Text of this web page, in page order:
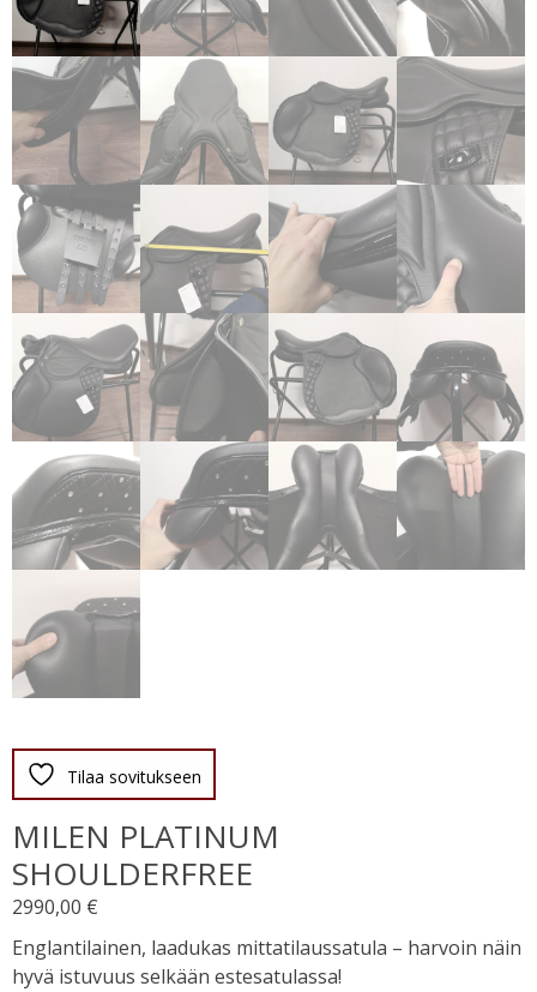
Tilaa sovitukseen
MILEN PLATINUM
SHOULDERFREE
2990,00 €
Englantilainen, laadukas mittatilaussatula – harvoin näin
hyvä istuvuus selkään estesatulassa!